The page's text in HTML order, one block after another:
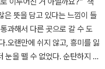
나는 단 한 번도 멋지게 포기에
과거와 복잡한 가족사를 꺼내
관 아들 노릇을 한다. 남들이
내가 다니는 학교 학생들은 동
저도 아닌 자리에서 스스로 마
주인공의 마음에는 큰 맨홀이
어버릴 수도 없는. 주인공은
만, 이는 물리적인 구멍을 의
렇게 패 보고 싶었어. 나만 늘
웬만해선 죽지도 않잖아. 밤
끈질기게 살아나는 게 인간
걸 본대로 배운대로 행한다.
홀 안으로 들어가 손을 꼭 붙
에서 벌어지는 일들을 연극의
그것에 몰두하게 된다. 그러
후 아버지가 돌아가시자 집으
가족들에게 폭력을 행사했지
은 뜻을 담고 있다는 느낌이 들
과해서 다른 곳으로 갈 수 도
.오랜만에 쉬지 않고, 흥미를 잃
눈을 뗄 수 없었다. 순탄하지 않